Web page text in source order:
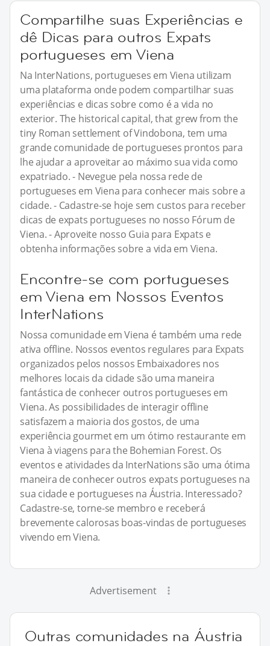
Compartilhe suas Experiências e
dê Dicas para outros Expats
portugueses em Viena
Na InterNations, portugueses em Viena utilizam
uma plataforma onde podem compartilhar suas
experiências e dicas sobre como é a vida no
exterior. The historical capital, that grew from the
tiny Roman settlement of Vindobona, tem uma
grande comunidade de portugueses prontos para
lhe ajudar a aproveitar ao máximo sua vida como
expatriado. - Nevegue pela nossa rede de
portugueses em Viena para conhecer mais sobre a
cidade. - Cadastre-se hoje sem custos para receber
dicas de expats portugueses no nosso Fórum de
Viena. - Aproveite nosso Guia para Expats e
obtenha informações sobre a vida em Viena.
Encontre-se com portugueses
em Viena em Nossos Eventos
InterNations
Nossa comunidade em Viena é também uma rede
ativa offline. Nossos eventos regulares para Expats
organizados pelos nossos Embaixadores nos
melhores locais da cidade são uma maneira
fantástica de conhecer outros portugueses em
Viena. As possibilidades de interagir offline
satisfazem a maioria dos gostos, de uma
experiência gourmet em um ótimo restaurante em
Viena à viagens para the Bohemian Forest. Os
eventos e atividades da InterNations são uma ótima
maneira de conhecer outros expats portugueses na
sua cidade e portugueses na Áustria. Interessado?
Cadastre-se, torne-se membro e receberá
brevemente calorosas boas-vindas de portugueses
vivendo em Viena.
Advertisement
Outras comunidades na Áustria